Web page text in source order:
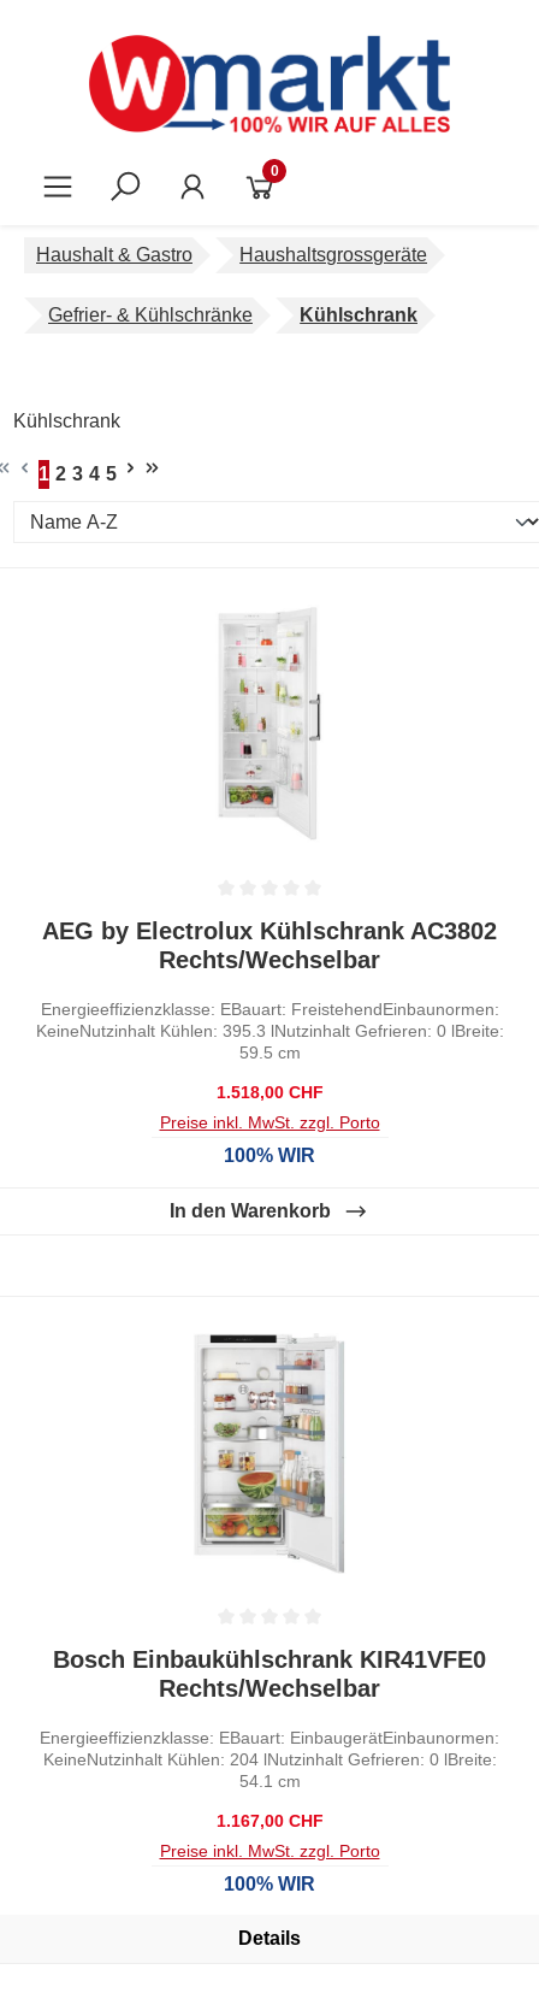
0
Haushalt & Gastro Haushaltsgrossgeräte
Gefrier- & Kühlschränke Kühlschrank
Kühlschrank
Seite
1
Seite
2
Seite
3
Seite
4
Seite
5
Durchschnittliche Bewertung von 0 von 5 Sternen
AEG by Electrolux Kühlschrank AC3802
Rechts/Wechselbar
Energieeffizienzklasse: EBauart: FreistehendEinbaunormen:
KeineNutzinhalt Kühlen: 395.3 lNutzinhalt Gefrieren: 0 lBreite:
59.5 cm
Regulärer Preis:
1.518,00 CHF
Preise inkl. MwSt. zzgl. Porto
100% WIR
In den Warenkorb
Durchschnittliche Bewertung von 0 von 5 Sternen
Bosch Einbaukühlschrank KIR41VFE0
Rechts/Wechselbar
Energieeffizienzklasse: EBauart: EinbaugerätEinbaunormen:
KeineNutzinhalt Kühlen: 204 lNutzinhalt Gefrieren: 0 lBreite:
54.1 cm
Regulärer Preis:
1.167,00 CHF
Preise inkl. MwSt. zzgl. Porto
100% WIR
Details